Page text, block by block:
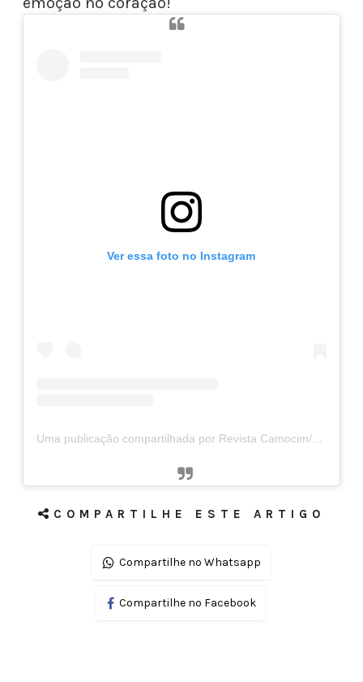
Ver essa foto no Instagram
Uma publicação compartilhada por Revista Camocim/Carlos Jardel (@revista_camocim)
COMPARTILHE ESTE ARTIGO
Compartilhe no Whatsapp
Compartilhe no Facebook